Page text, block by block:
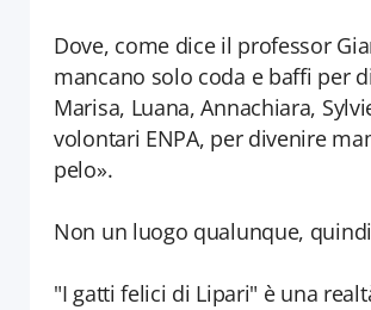
Dove, come dice il professor
mancano solo coda e baffi per
Marisa, Luana, Annachiara,
volontari ENPA, per divenire
pelo».
Non un luogo qualunque,
"I gatti felici di Lipari" è una